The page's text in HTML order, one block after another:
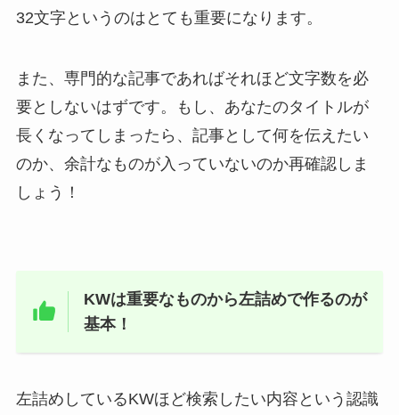
32文字というのはとても重要になります。
また、専門的な記事であればそれほど文字数を必
要としないはずです。もし、あなたのタイトルが
長くなってしまったら、記事として何を伝えたい
のか、余計なものが入っていないのか再確認しま
しょう！
KWは重要なものから左詰めで作るのが
基本！
左詰めしているKWほど検索したい内容という認識